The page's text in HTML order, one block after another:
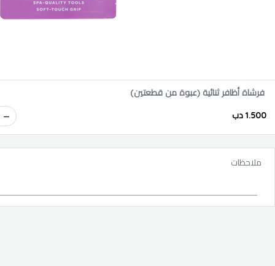
فرشاة أظافر ثنائية (عبوة من قطعتين)
1.500 دب
ملاحظات